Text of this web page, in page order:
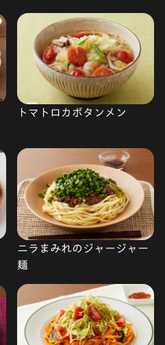
トマトロカボタンメン
ニラまみれのジャージャー
麺